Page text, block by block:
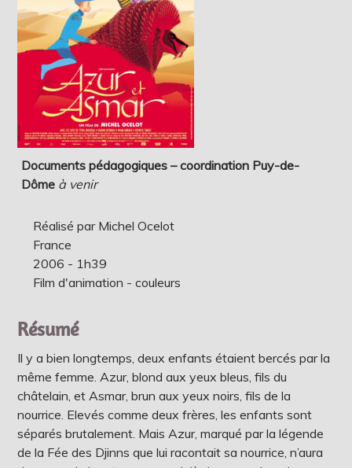
Documents pédagogiques – coordination Puy-de-
Dôme à venir
Réalisé par Michel Ocelot
France
2006 - 1h39
Film d'animation - couleurs
Résumé
Il y a bien longtemps, deux enfants étaient bercés par la
même femme. Azur, blond aux yeux bleus, fils du
châtelain, et Asmar, brun aux yeux noirs, fils de la
nourrice. Elevés comme deux frères, les enfants sont
séparés brutalement. Mais Azur, marqué par la légende
de la Fée des Djinns que lui racontait sa nourrice, n’aura